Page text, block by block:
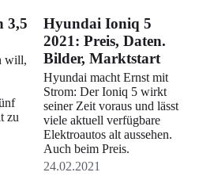
3,5
will,
zu
Hyundai Ioniq 5
2021: Preis, Daten.
Bilder, Marktstart
Hyundai macht Ernst mit
Strom: Der Ioniq 5 wirkt
seiner Zeit voraus und lässt
viele aktuell verfügbare
Elektroautos alt aussehen.
Auch beim Preis.
24.02.2021